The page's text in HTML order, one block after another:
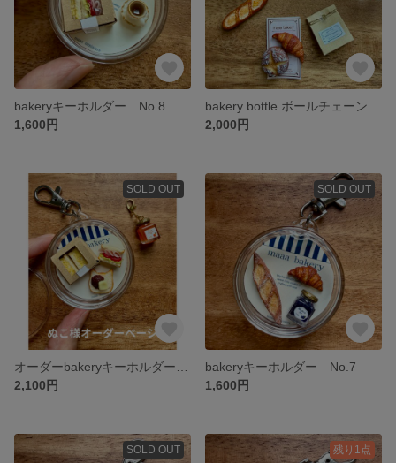
bakeryキーホルダー No.8
1,600円
2,000円
SOLD OUT
2,100円
SOLD OUT
bakeryキーホルダー No.7
1,600円
SOLD OUT 残り1点